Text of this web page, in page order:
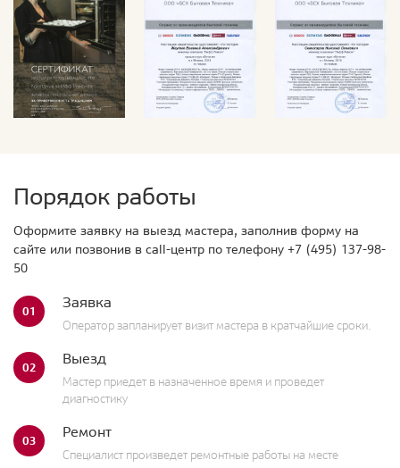
Порядок работы
Оформите заявку на выезд мастера, заполнив форму на
сайте или позвонив в call-центр по телефону +7 (495) 137-98-
50
01 Заявка
Оператор запланирует визит мастера в кратчайшие сроки.
02 Выезд
Мастер приедет в назначенное время и проведет
диагностику
03 Ремонт
Специалист произведет ремонтные работы на месте